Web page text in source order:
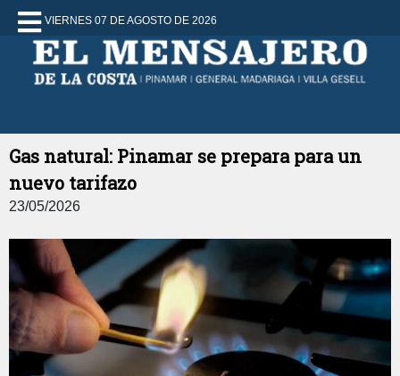
VIERNES 07 DE AGOSTO DE 2026
Gas natural: Pinamar se prepara para un
nuevo tarifazo
23/05/2026